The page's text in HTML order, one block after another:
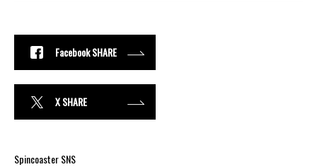
Facebook SHARE
X SHARE
Spincoaster SNS